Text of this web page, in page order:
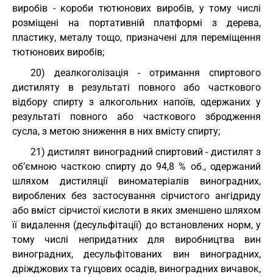
виробів - короби тютюнових виробів, у тому числі
розміщені на портативній платформі з дерева,
пластику, металу тощо, призначені для переміщення
тютюнових виробів;
20) деалкоголізація - отримання спиртового
дистиляту в результаті повного або часткового
відбору спирту з алкогольних напоїв, одержаних у
результаті повного або часткового збродження
сусла, з метою зниження в них вмісту спирту;
21) дистилят виноградний спиртовий - дистилят з
об’ємною часткою спирту до 94,8 % об., одержаний
шляхом дистиляції виноматеріалів виноградних,
вироблених без застосування сірчистого ангідриду
або вміст сірчистої кислоти в яких зменшено шляхом
її видалення (десульфітації) до встановлених норм, у
тому числі непридатних для виробництва вин
виноградних, десульфітованих вин виноградних,
дріжджових та гущових осадів, виноградних вичавок,